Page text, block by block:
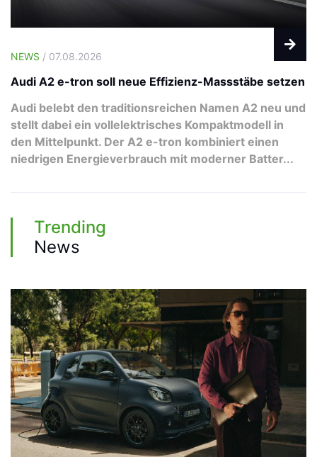
NEWS / 07.08.2026
Audi A2 e-tron soll neue Effizienz-Massstäbe setzen
Audi belebt den traditionsreichen Namen A2 neu und
stellt dabei ein vollelektrisches Kompaktmodell in
den Mittelpunkt. Der A2 e-tron kombiniert einen
niedrigen Energieverbrauch mit moderner Batter...
Trending
News